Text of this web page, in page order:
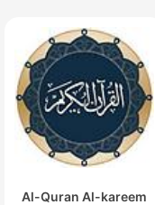
Al-Quran Al-kareem